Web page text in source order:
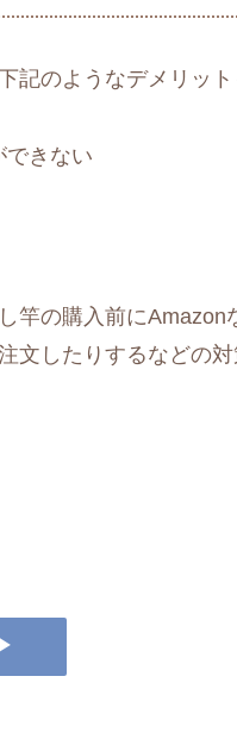
記のようなデメリット
できない
竿の購入前にAmazon
文したりするなどの対